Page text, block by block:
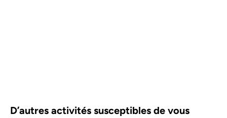
D’autres activités susceptibles de vous